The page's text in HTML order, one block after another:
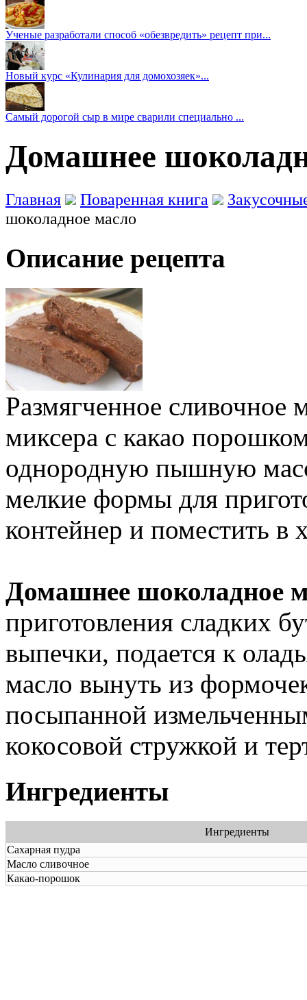
Ученые разработали способ «обезвредить» рецепт при...
Новый курс «Кулинария для домохозяек»...
Самый дорогой сыр в мире сварили специально ...
Домашнее
Главная Поваренная книга
шоколадное масло
Описание рецепта
Размягченное
миксера с какао
однородную пышную
мелкие формы для
контейнер и поместить в
Домашнее шоколадное
приготовления сладких
выпечки, подается к
масло вынуть из
посыпанной
кокосовой стружкой и
Ингредиенты
Ингредиенты
Сахарная пудра
Масло сливочное
Какао-порошок